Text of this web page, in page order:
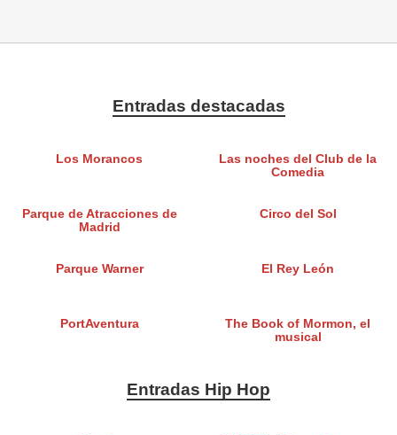
Entradas destacadas
Los Morancos
Las noches del Club de la
Comedia
Parque de Atracciones de
Madrid
Circo del Sol
Parque Warner El Rey León
PortAventura
The Book of Mormon, el
musical
Entradas Hip Hop